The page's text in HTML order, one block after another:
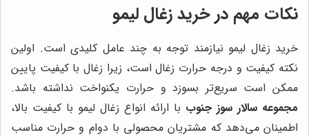
نکات مهم در خرید زغال لیمو
خرید زغال لیمو نیازمند توجه به چند عامل کلیدی است. اولین
نکته کیفیت و درجه حرارت زغال است، زیرا زغال با کیفیت پایین
ممکن است سریع‌تر بسوزد و حرارت یکنواخت نداشته باشد.
مجموعه سالار سوز جنوب با ارائه انواع زغال لیمو با کیفیت بالا،
اطمینان می‌دهد که مشتریان محصولی با دوام و حرارت مناسب